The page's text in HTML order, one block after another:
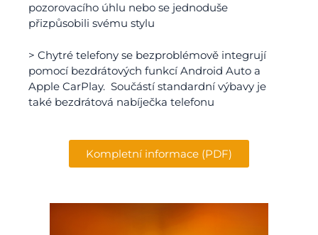
pozorovacího úhlu nebo se jednoduše
přizpůsobili svému stylu
> Chytré telefony se bezproblémově integrují
pomocí bezdrátových funkcí Android Auto a
Apple CarPlay. Součástí standardní výbavy je
také bezdrátová nabíječka telefonu
Kompletní informace (PDF)